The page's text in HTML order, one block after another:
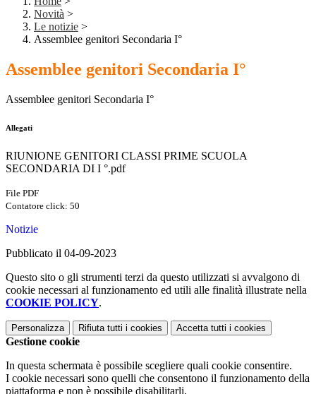
Novità >
Le notizie >
Assemblee genitori Secondaria I°
Assemblee genitori Secondaria I°
Assemblee genitori Secondaria I°
Allegati
RIUNIONE GENITORI CLASSI PRIME SCUOLA
SECONDARIA DI I °.pdf
File PDF
Contatore click: 50
Notizie
Pubblicato il 04-09-2023
Questo sito o gli strumenti terzi da questo utilizzati si avvalgono di
cookie necessari al funzionamento ed utili alle finalità illustrate nella
COOKIE POLICY.
Personalizza Rifiuta tutti i cookies Accetta tutti i cookies
Gestione cookie
In questa schermata è possibile scegliere quali cookie consentire.
I cookie necessari sono quelli che consentono il funzionamento della
piattaforma e non è possibile disabilitarli.